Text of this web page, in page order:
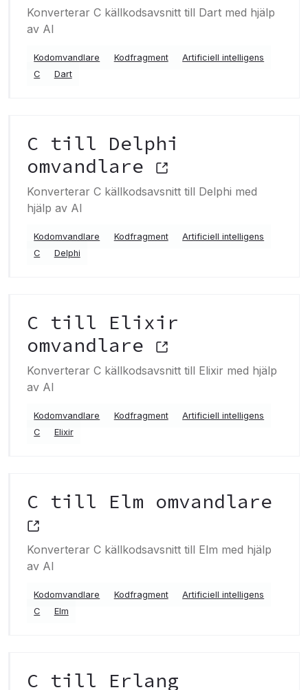
Konverterar C källkodsavsnitt till Dart med hjälp
av AI
Kodomvandlare Kodfragment
Artificiell intelligens
C
Dart
C till Delphi
omvandlare
Konverterar C källkodsavsnitt till Delphi med
hjälp av AI
Kodomvandlare Kodfragment
Artificiell intelligens
C
Delphi
C till Elixir
omvandlare
Konverterar C källkodsavsnitt till Elixir med hjälp
av AI
Kodomvandlare Kodfragment
Artificiell intelligens
C
Elixir
C till Elm omvandlare
Konverterar C källkodsavsnitt till Elm med hjälp
av AI
Kodomvandlare Kodfragment
Artificiell intelligens
C
Elm
C till Erlang